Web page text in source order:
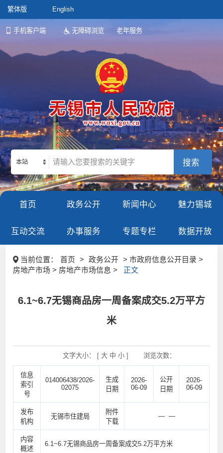
繁体版 English
手机客户端 无障碍浏览 老年服务
本站
首页 政务公开 新闻中心 魅力锡城
互动交流 办事服务 专题专栏 数据开放
当前位置： 首页 > 政务公开
> 市政府信息公开目录 >
房地产市场 > 房地产市场信息 >
正文
6.1~6.7无锡商品房一周备案成交5.2万平方
米
文字大小： [ 大 中 小] 浏览次数：
信息
索引
号
014006438/2026-
02075
生成
日期
2026-
06-09
公开
日期
2026-
06-09
发布
机构
无锡市住建局
附件
下载
— —
内容
概述
6.1~6.7无锡商品房一周备案成交5.2万平方米